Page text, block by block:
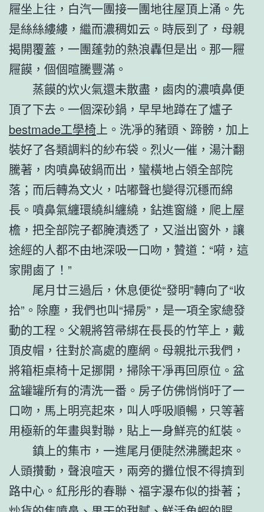
屜坐上往，白汽一團接一團地往屋頂上涌。先
是絲絲縷縷，繼而濃稠如云。時辰到了，母親
揭開覆蓋，一團蓬勃的熱浪轟但是出。那一屜
屜饃，個個暄騰豐滿。
蒸饃的炊火氣還未散盡，鹵肉的濃噴鼻便
頂了下去。一個深砂鍋，早早地蹲在了爐子
bestmade工學椅 上。洗凈的豬頭、蹄髈，加上
裝好了各類調料的紗布袋。烈火一催，湯汁翻
騰著，肉噴鼻破鍋而出，蠻橫地占領全部院
落；而后轉為文火，咕嘟聲也變得沉穩而綿
長。噴鼻氣纏環繞糾纏繞，鉆進窗縫，爬上屋
檐，把全部院子都腌漬透了，又溢出窗外，讓
途經的人都不由地深吸一口吻，贊道：“嗬，這
家開鹵了！”
尾月廿三過后，休息便從“發明”轉向了“收
拾”。除塵，我們也叫“掃房”，是一項全家總發
動的工程。父親將笤帚綁在長長的竹竿上，戴
頂皮帽，往對於高處的塵網。母親批示我們，
將箱柜桌椅十足挪開，掃除干凈再回原位。盆
盆罐罐所有的清洗一番。房子仿佛悄悄吁了一
口吻，馬上明亮起來，叫人呼吸順暢，只等著
用極新的年畫與對聯，貼上一身鮮亮的紅裝。
鎮上的集市，一進尾月便陡然沸騰起來。
人頭攢動，聲浪喧天，兩旁的攤位恨不得擠到
路中心。紅彤彤的春聯、福字瀑布似的掛著；